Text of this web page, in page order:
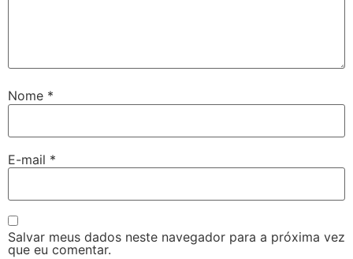
Nome *
E-mail *
Salvar meus dados neste navegador para a próxima vez
que eu comentar.